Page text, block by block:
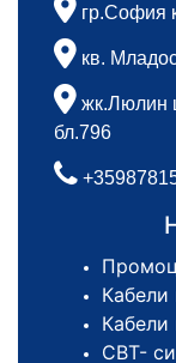
гр.София
кв.
жк.Люлин
бл.796
Кабели
СВТ-